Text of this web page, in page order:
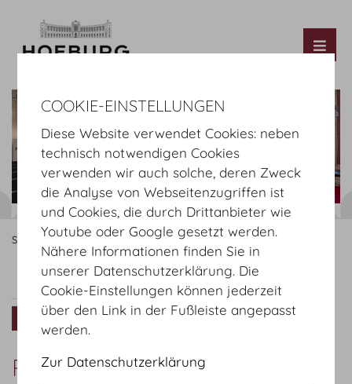
Startseite Räume Mezzanin Hofburg Festsäle
Rittersaal Raumplan Setup
Virtuelle Tour
Rittersaal Setup
COOKIE-EINSTELLUNGEN
Diese Website verwendet Cookies: neben
technisch notwendigen Cookies
verwenden wir auch solche, deren Zweck
die Analyse von Webseitenzugriffen ist
und Cookies, die durch Drittanbieter wie
Youtube oder Google gesetzt werden.
Nähere Informationen finden Sie in
unserer Datenschutzerklärung. Die
Cookie-Einstellungen können jederzeit
über den Link in der Fußleiste angepasst
werden.
Zur Datenschutzerklärung